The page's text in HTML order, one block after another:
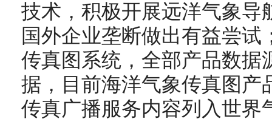
技术，积极开展远洋气象导
国外企业垄断做出有益尝
传真图系统，全部产品数据
据，目前海洋气象传真图产
传真广播服务内容列入世界